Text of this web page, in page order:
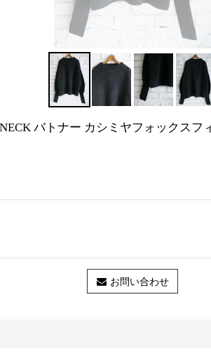
バトナー カシミヤフォックス
お問い合わせ